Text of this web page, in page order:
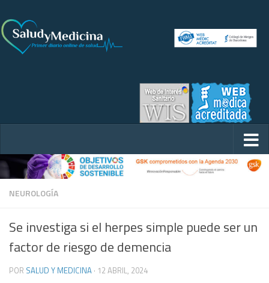
NEUROLOGÍA
Se investiga si el herpes simple puede ser un
factor de riesgo de demencia
POR SALUD Y MEDICINA · 12 ABRIL, 2024